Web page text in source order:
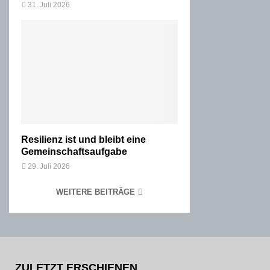
31. Juli 2026
Resilienz ist und bleibt eine
Gemeinschaftsaufgabe
29. Juli 2026
WEITERE BEITRÄGE
ZULETZT ERSCHIENEN